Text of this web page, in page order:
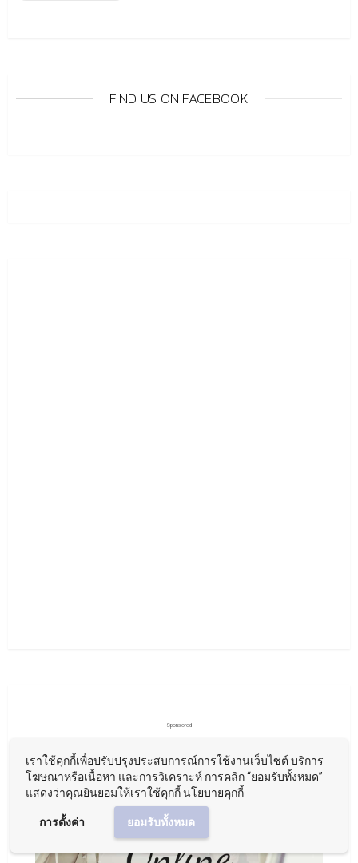
เราใช้คุกกี้เพื่อปรับปรุงประสบการณ์การใช้งานเว็บไซต์ บริการ
โฆษณาหรือเนื้อหา และการวิเคราะห์ การคลิก “ยอมรับทั้งหมด”
แสดงว่าคุณยินยอมให้เราใช้คุกกี้ นโยบายคุกกี้
การตั้งค่า ยอมรับทั้งหมด
FIND US ON FACEBOOK
Sponsored